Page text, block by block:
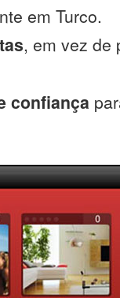
em Turco.
, em vez de
confiança